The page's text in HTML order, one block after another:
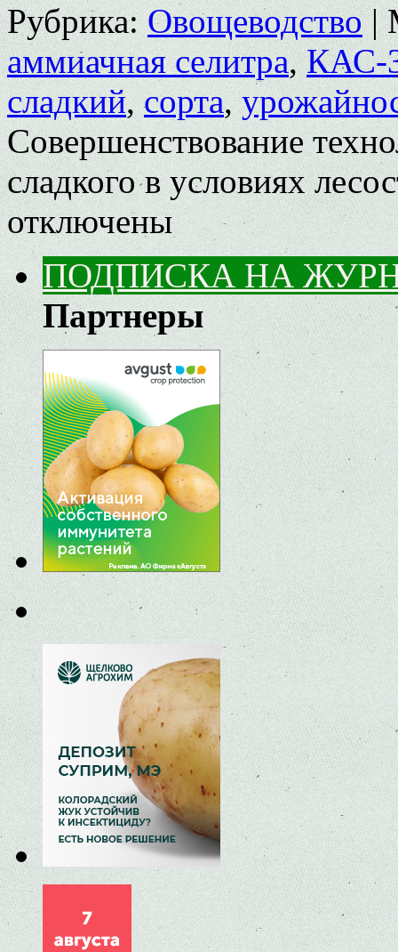
Рубрика: Овощеводство |
аммиачная селитра,КАС-
сладкий,сорта,
Совершенствование
сладкого в условиях
отключены
ПОДПИСКА НА
Партнеры